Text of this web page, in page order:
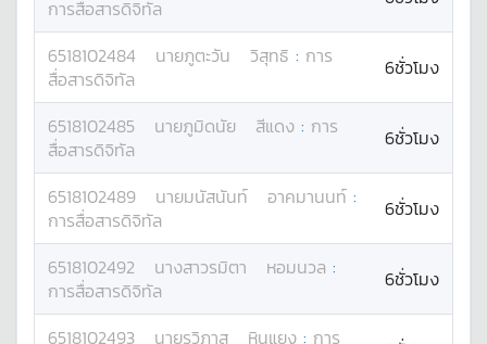
การสื่อสารดิจิทัล
6518102484 นายภูตะวัน วิสุทธิ : การ
สื่อสารดิจิทัล
6ชั่วโมง
6518102485 นายภูมิดนัย สีแดง : การ
สื่อสารดิจิทัล
6ชั่วโมง
6518102489 นายมนัสนันท์ อาคมานนท์ :
การสื่อสารดิจิทัล
6ชั่วโมง
6518102492 นางสาวรมิตา หอมนวล :
การสื่อสารดิจิทัล
6ชั่วโมง
6518102493 นายรวิภาส หินแยง : การ